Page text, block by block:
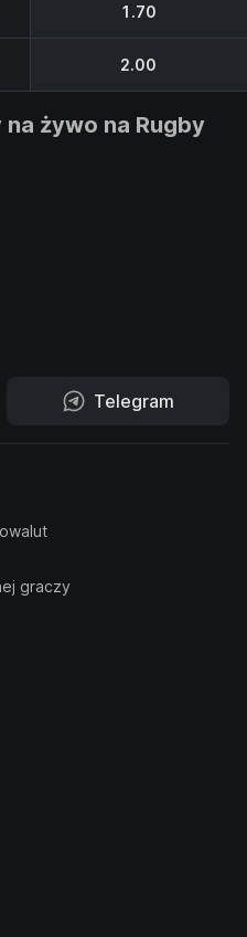
1.70
2.00
na żywo na Rugby
Telegram
graczy